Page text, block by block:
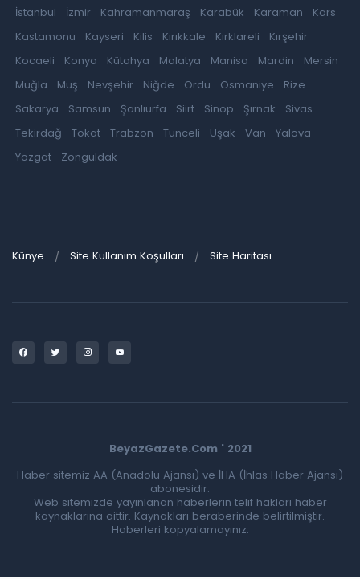
İstanbul
İzmir Kahramanmaraş Karabük Karaman
Kars
Kastamonu
Kayseri Kilis Kırıkkale Kırklareli
Kırşehir
Kocaeli
Konya Kütahya Malatya Manisa Mardin
Mersin
Muğla
Muş Nevşehir Niğde Ordu Osmaniye
Rize
Sakarya
Samsun Şanlıurfa Siirt Sinop Şırnak
Sivas
Tekirdağ
Tokat Trabzon Tunceli Uşak Van
Yalova
Yozgat
Zonguldak
Künye Site Kullanım Koşulları Site Haritası
BeyazGazete.Com ' 2021
Haber sitemiz AA (Anadolu Ajansı) ve İHA (İhlas Haber Ajansı)
abonesidir.
Web sitemizde yayınlanan haberlerin telif hakları haber
kaynaklarına aittir. Kaynakları beraberinde belirtilmiştir.
Haberleri kopyalamayınız.